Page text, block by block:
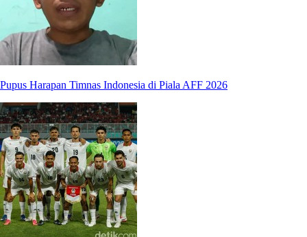
Pupus Harapan Timnas Indonesia di Piala AFF 2026